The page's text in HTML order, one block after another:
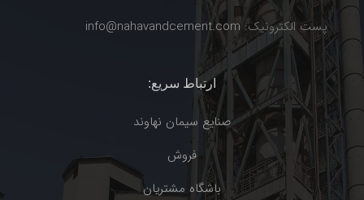
پست الکترونیک: info@nahavandcement.com
ارتباط سریع:
صنایع سیمان نهاوند
فروش
باشگاه مشتریان